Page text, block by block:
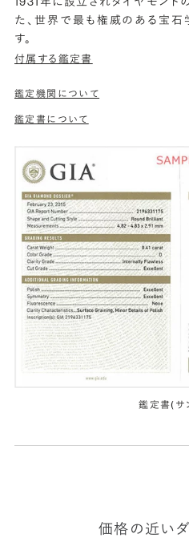
た、世界で最も権威のある宝
す。
付属する鑑定書
鑑定機関について
鑑定書について
鑑定書(サ
価格の近い